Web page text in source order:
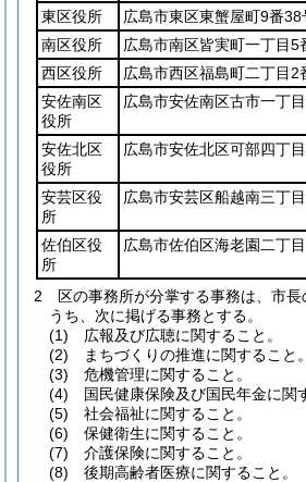
東区役所
広島市東区東蟹屋町9番38
南区役所
広島市南区皆実町一丁目5
西区役所
広島市西区福島町二丁目2
安佐南区
役所
広島市安佐南区古市一丁
安佐北区
役所
広島市安佐北区可部四丁
安芸区役
所
広島市安芸区船越南三丁
佐伯区役
所
広島市佐伯区海老園二丁
2
区の事務所が分掌する事務は、市
うち、次に掲げる事務とする。
(1)
広報及び広聴に関すること。
(2)
まちづくりの推進に関すること。
(3)
危機管理に関すること。
(4)
国民健康保険及び国民年金に関
(5)
社会福祉に関すること。
(6)
保健衛生に関すること。
(7)
介護保険に関すること。
(8)
後期高齢者医療に関すること。